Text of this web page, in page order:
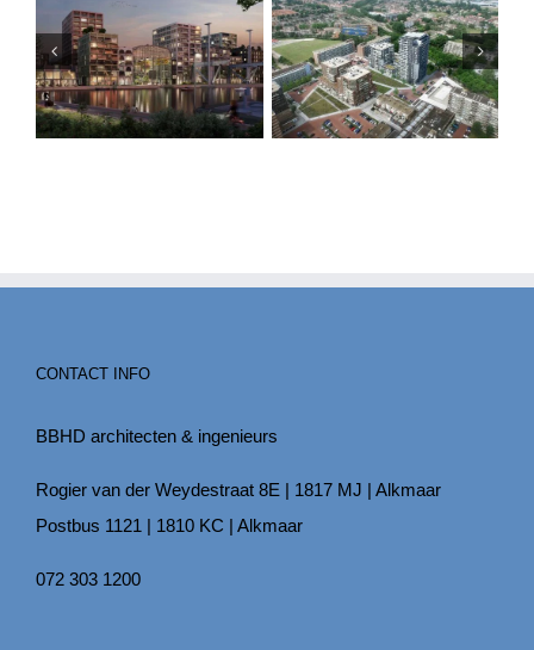
CONTACT INFO
BBHD architecten & ingenieurs
Rogier van der Weydestraat 8E | 1817 MJ | Alkmaar
Postbus 1121 | 1810 KC | Alkmaar
072 303 1200